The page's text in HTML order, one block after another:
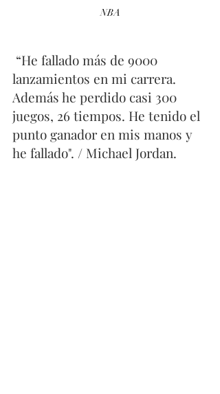
NBA
lanzamientos en mi carrera.
Además he perdido casi 300
juegos, 26 tiempos. He tenido el
punto ganador en mis manos y
he fallado". / Michael Jordan.